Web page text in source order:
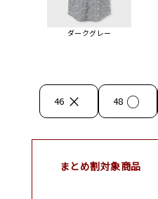
ダークグレー
46 × 48 ○
まとめ割対象商品